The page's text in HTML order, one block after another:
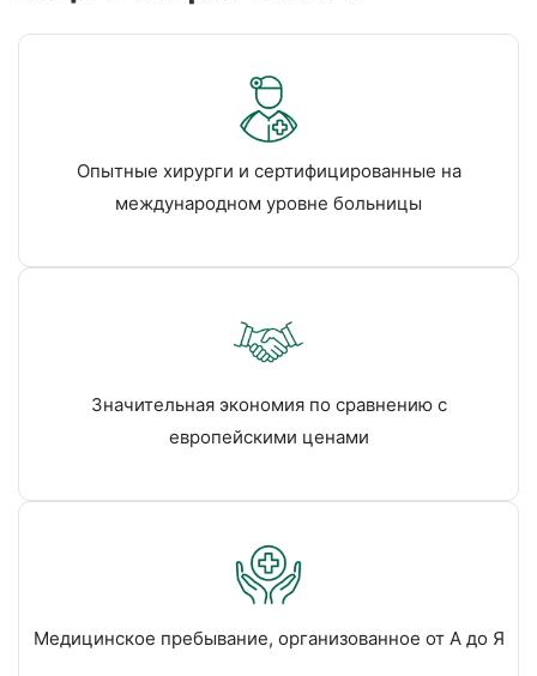
Опытные хирурги и сертифицированные на
международном уровне больницы
Значительная экономия по сравнению с
европейскими ценами
Медицинское пребывание, организованное от А до Я